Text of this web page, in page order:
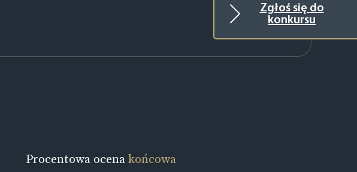
Zgłoś się do
konkursu
Procentowa ocenakońcowa